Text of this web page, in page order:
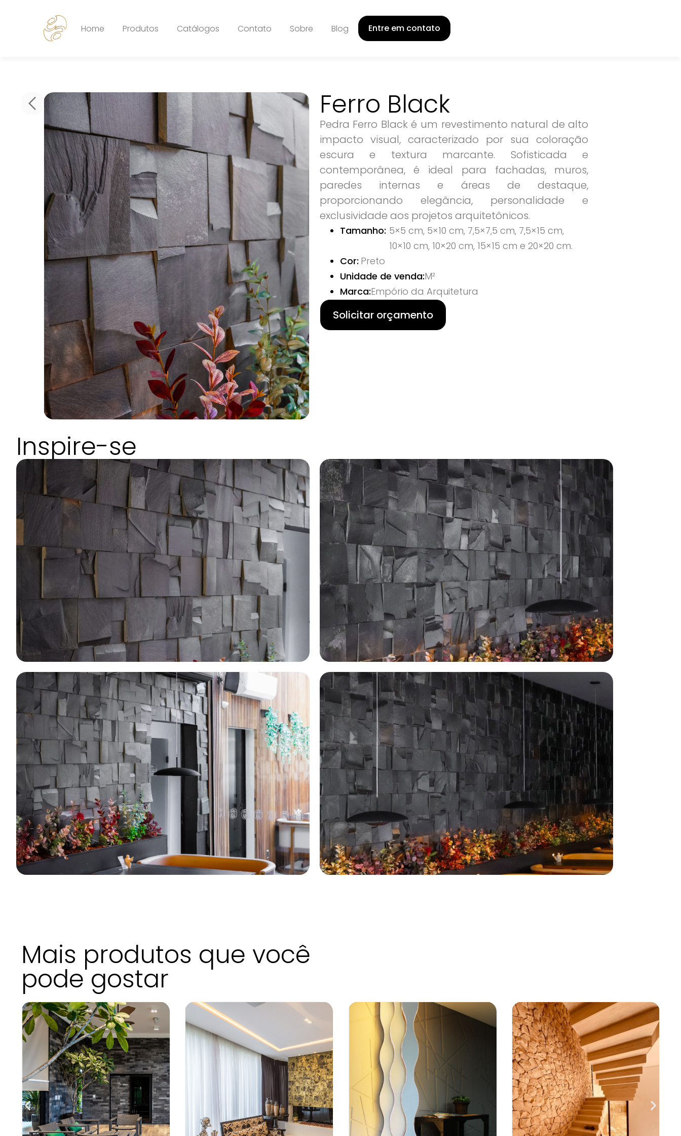
Home Produtos Catálogos Contato Sobre Blog Entre em contato
Tamanho: 5×5 cm, 5×10 cm, 7,5×7,5 cm, 7,5×15 cm,
10×10 cm, 10×20 cm, 15×15 cm e 20×20 cm.
Cor: Preto
Unidade de venda:M²
Marca:Empório da Arquitetura
Solicitar orçamento
Ferro Black
Pedra Ferro Black é um revestimento natural de alto
impacto visual, caracterizado por sua coloração
escura e textura marcante. Sofisticada e
contemporânea, é ideal para fachadas, muros,
paredes internas e áreas de destaque,
proporcionando elegância, personalidade e
exclusividade aos projetos arquitetônicos.
Inspire-se
Mais produtos que você
pode gostar